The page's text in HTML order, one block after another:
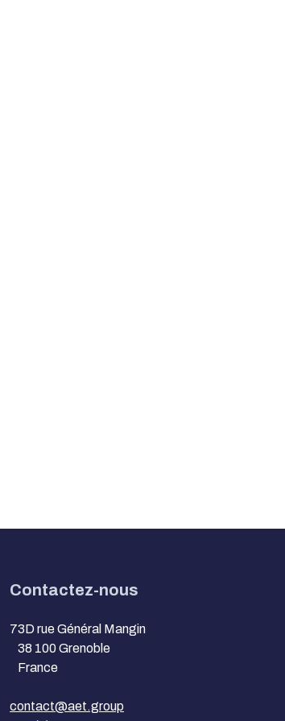
Contactez-nous
73D rue Général Mangin
38 100 Grenoble
France
contact@aet.group